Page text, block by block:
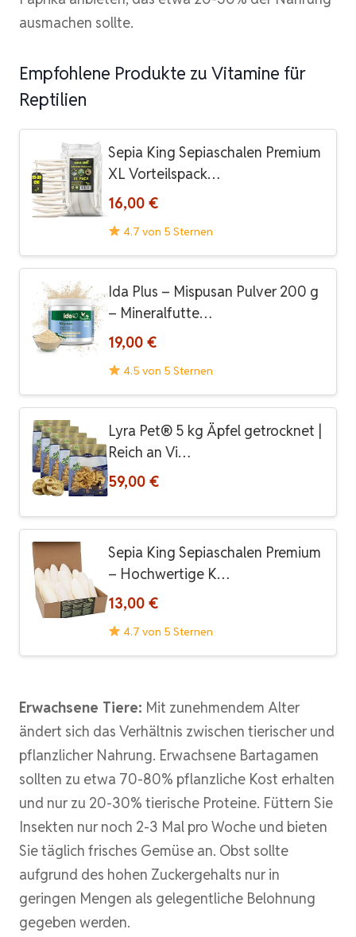
ausmachen sollte.
Empfohlene Produkte zu Vitamine für
Reptilien
Sepia King Sepiaschalen Premium
XL Vorteilspack…
16,00 €
4.7 von 5 Sternen
Ida Plus – Mispusan Pulver 200 g
– Mineralfutte…
19,00 €
4.5 von 5 Sternen
Lyra Pet® 5 kg Äpfel getrocknet |
Reich an Vi…
59,00 €
Sepia King Sepiaschalen Premium
– Hochwertige K…
13,00 €
4.7 von 5 Sternen
Erwachsene Tiere: Mit zunehmendem Alter
ändert sich das Verhältnis zwischen tierischer und
pflanzlicher Nahrung. Erwachsene Bartagamen
sollten zu etwa 70-80% pflanzliche Kost erhalten
und nur zu 20-30% tierische Proteine. Füttern Sie
Insekten nur noch 2-3 Mal pro Woche und bieten
Sie täglich frisches Gemüse an. Obst sollte
aufgrund des hohen Zuckergehalts nur in
geringen Mengen als gelegentliche Belohnung
gegeben werden.